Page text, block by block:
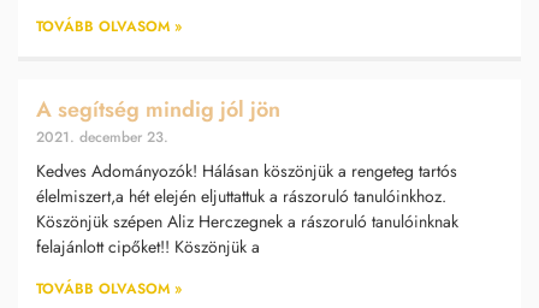
TOVÁBB OLVASOM »
A segítség mindig jól jön
2021. december 23.
Kedves Adományozók! Hálásan köszönjük a rengeteg tartós
élelmiszert,a hét elején eljuttattuk a rászoruló tanulóinkhoz.
Köszönjük szépen Aliz Herczegnek a rászoruló tanulóinknak
felajánlott cipőket!! Köszönjük a
TOVÁBB OLVASOM »